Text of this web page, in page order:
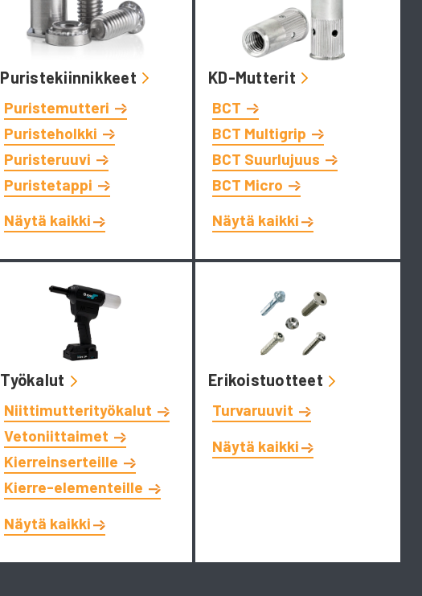
Puristekiinnikkeet
Puristemutteri
Puristeholkki
Puristeruuvi
Puristetappi
Näytä kaikki
KD-Mutterit
BCT
BCT Multigrip
BCT Suurlujuus
BCT Micro
Näytä kaikki
Työkalut
Niittimutterityökalut
Vetoniittaimet
Kierreinserteille
Kierre-elementeille
Näytä kaikki
Erikoistuotteet
Turvaruuvit
Näytä kaikki